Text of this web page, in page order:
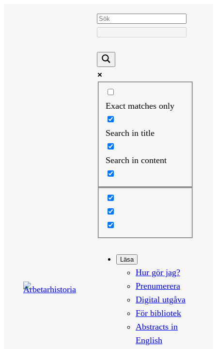
Exact matches only
Search in title
Search in content
Läsa
Hur gör jag?
Prenumerera
Digital utgåva
För bibliotek
Abstracts in
English